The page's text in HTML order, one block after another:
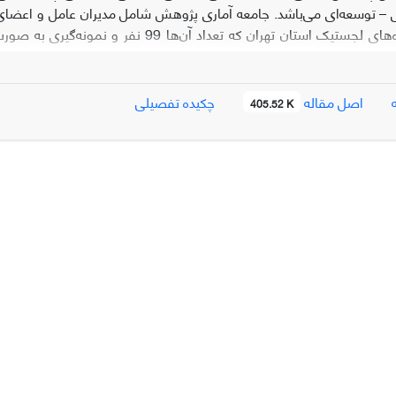
– توسعه‌ای می‌باشد. جامعه آماری پژوهش شامل مدیران عامل و
مختلف دهکده‌های لجستیک استان تهران
و تأثیر بسیار زیاد» برای مقوله تأثیر محرک‌های محیطی بر اجرای
مدل از برازش خوبی برخوردار می‌باشد.
اصل مقاله 405.52 K چکیده تفصیلی